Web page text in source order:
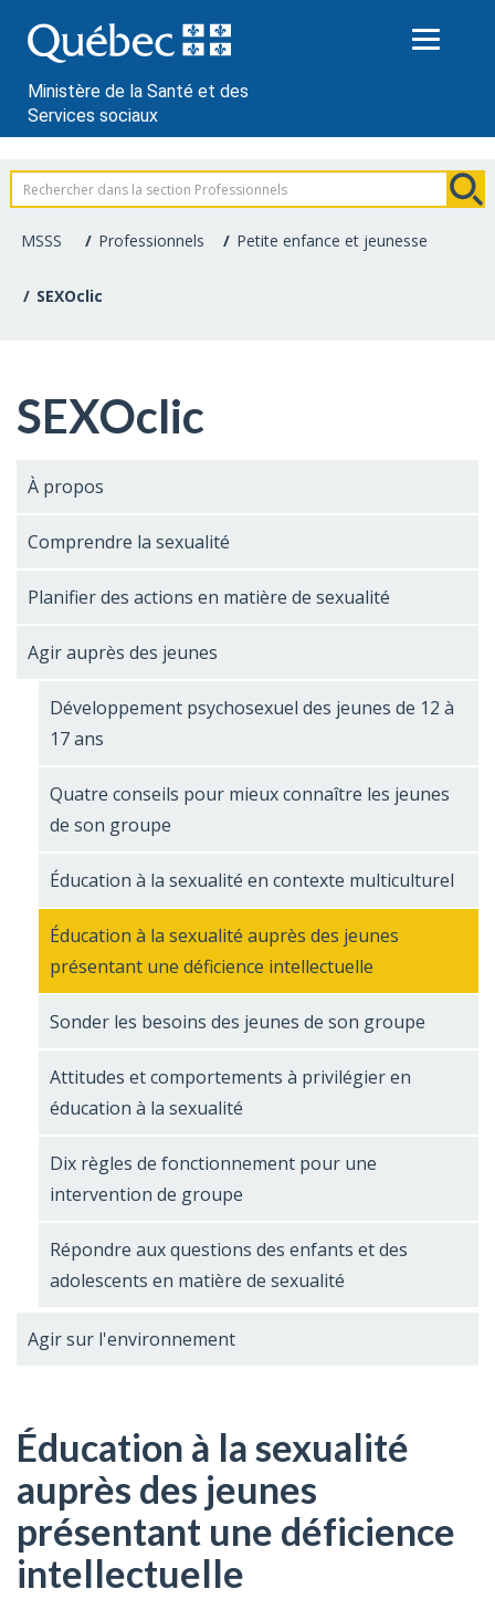
au
contenu
Ministère de la Santé et des
Services sociaux
Information
pour
les
de
la
santé
MSSS Professionnels Petite enfance et jeunesse
SEXOclic
SEXOclic
À propos
Comprendre la sexualité
Planifier des actions en matière de sexualité
Agir auprès des jeunes
Développement psychosexuel des jeunes de 12 à
17 ans
Quatre conseils pour mieux connaître les jeunes
de son groupe
Éducation à la sexualité en contexte multiculturel
Éducation à la sexualité auprès des jeunes
présentant une déficience intellectuelle
Sonder les besoins des jeunes de son groupe
Attitudes et comportements à privilégier en
éducation à la sexualité
Dix règles de fonctionnement pour une
intervention de groupe
Répondre aux questions des enfants et des
adolescents en matière de sexualité
Agir sur l'environnement
Éducation à la sexualité
auprès des jeunes
présentant une déficience
intellectuelle